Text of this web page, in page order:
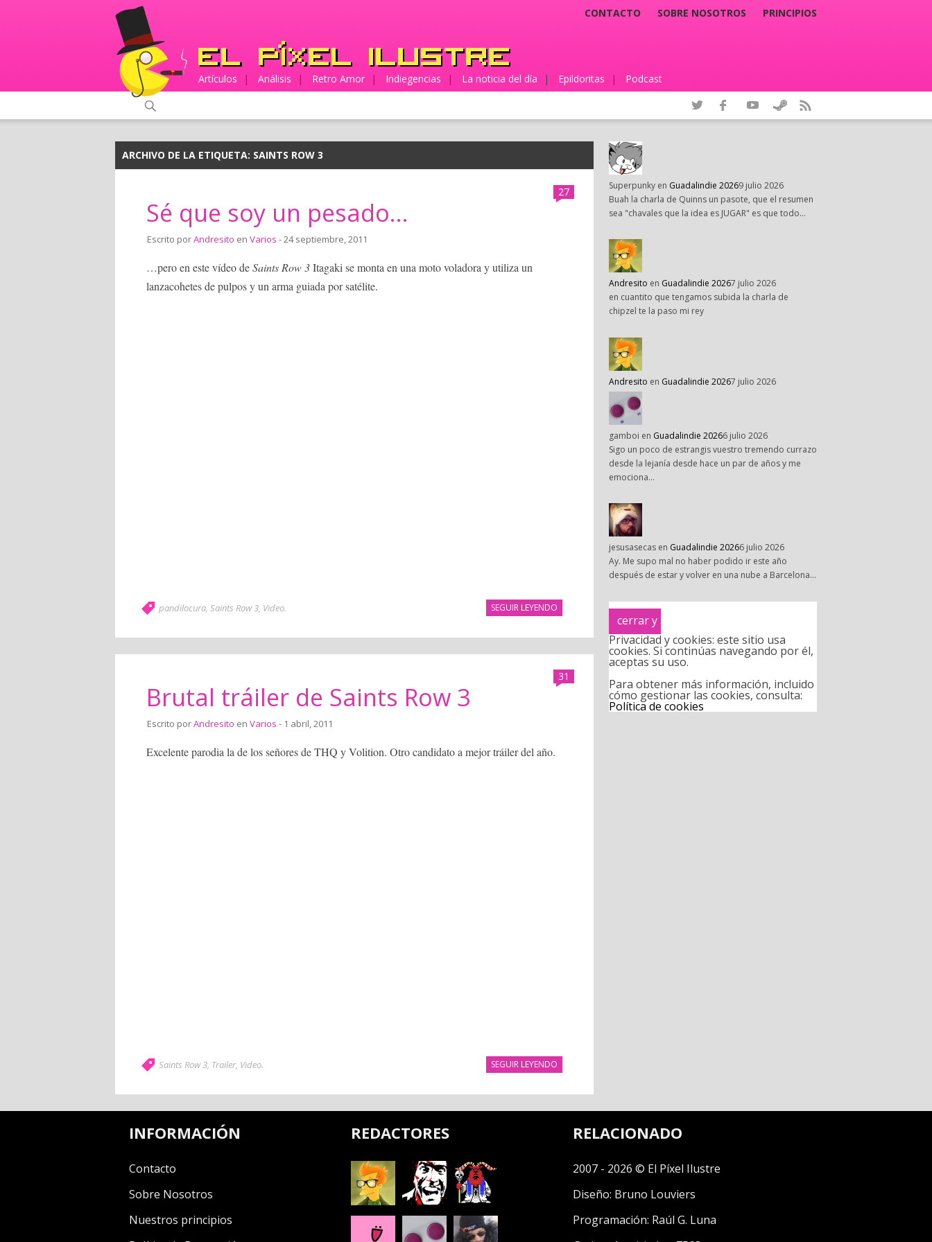
CONTACTO SOBRE NOSOTROS PRINCIPIOS
Artículos | Análisis | Retro Amor | Indiegencias | La noticia del día | Epildoritas | Podcast
ARCHIVO DE LA ETIQUETA: SAINTS ROW 3
27
Sé que soy un pesado...
Escrito porAndresito en Varios - 24 septiembre, 2011
…pero en este vídeo deSaints Row 3Itagaki se monta en una moto voladora y utiliza un
lanzacohetes de pulpos y un arma guiada por satélite.
SEGUIR LEYENDO
pandilocura, Saints Row 3, Video.
31
Brutal tráiler de Saints Row 3
Escrito porAndresito en Varios - 1 abril, 2011
Excelente parodia la de los señores de THQ y Volition. Otro candidato a mejor tráiler del año.
SEGUIR LEYENDO
Saints Row 3, Trailer, Video.
Superpunky en Guadalindie 20269 julio 2026
Buah la charla de Quinns un pasote, que el resumen
sea "chavales que la idea es JUGAR" es que todo…
Andresito en Guadalindie 20267 julio 2026
en cuantito que tengamos subida la charla de
chipzel te la paso mi rey
Andresito en Guadalindie 20267 julio 2026
gamboi en Guadalindie 20266 julio 2026
Sigo un poco de estrangis vuestro tremendo currazo
desde la lejanía desde hace un par de años y me
emociona…
jesusasecas en Guadalindie 20266 julio 2026
Ay. Me supo mal no haber podido ir este año
después de estar y volver en una nube a Barcelona…
Privacidad y cookies: este sitio usa
cookies. Si continúas navegando por él,
aceptas su uso.
Para obtener más información, incluido
cómo gestionar las cookies, consulta:
Política de cookies
INFORMACIÓN
Contacto
Sobre Nosotros
Nuestros principios
REDACTORES RELACIONADO
2007 - 2026 © El Píxel Ilustre
Diseño: Bruno Louviers
Programación: Raúl G. Luna